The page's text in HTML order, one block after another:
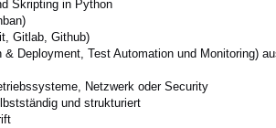
Skripting in Python
Gitlab, Github)
Deployment, Test Automation und Monitoring)
Netzwerk oder Security
und strukturiert